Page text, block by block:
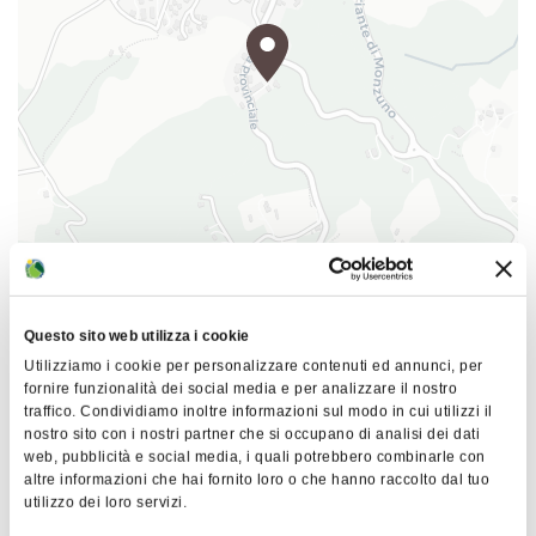
Questo sito web utilizza i cookie
Utilizziamo i cookie per personalizzare contenuti ed annunci, per
fornire funzionalità dei social media e per analizzare il nostro
traffico. Condividiamo inoltre informazioni sul modo in cui utilizzi il
nostro sito con i nostri partner che si occupano di analisi dei dati
web, pubblicità e social media, i quali potrebbero combinarle con
altre informazioni che hai fornito loro o che hanno raccolto dal tuo
utilizzo dei loro servizi.
(cena del pellegrino), early breakfast box e lunch
box da asporto, servizio navetta e trasporto
bagagli.
OpenStreetMap contributors ©
Acatù - Rifugi Solidali Appenninici APS
Località Casaccia 2/3
40063 Monzuno
COME ARRIVARE